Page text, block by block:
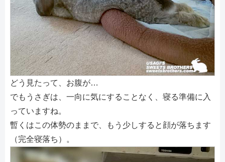
どう見たって、お腹が…
でもうさぎは、一向に気にすることなく、寝る準備に入
っていますね。
暫くはこの体勢のままで、もう少しすると顔が落ちます
（完全寝落ち）。